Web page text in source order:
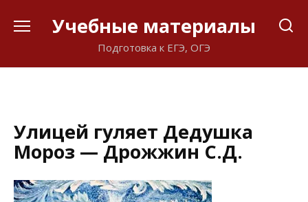
Учебные материалы
Подготовка к ЕГЭ, ОГЭ
Улицей гуляет Дедушка
Мороз — Дрожжин С.Д.